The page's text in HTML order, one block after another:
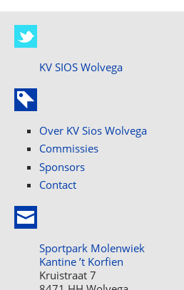
KV SIOS Wolvega
Over KV Sios Wolvega
Commissies
Sponsors
Contact
Sportpark Molenwiek
Kantine ’t Korfien
Kruistraat 7